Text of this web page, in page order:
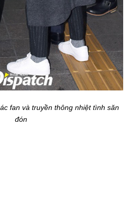
fan và truyền thông nhiệt tình săn
đón